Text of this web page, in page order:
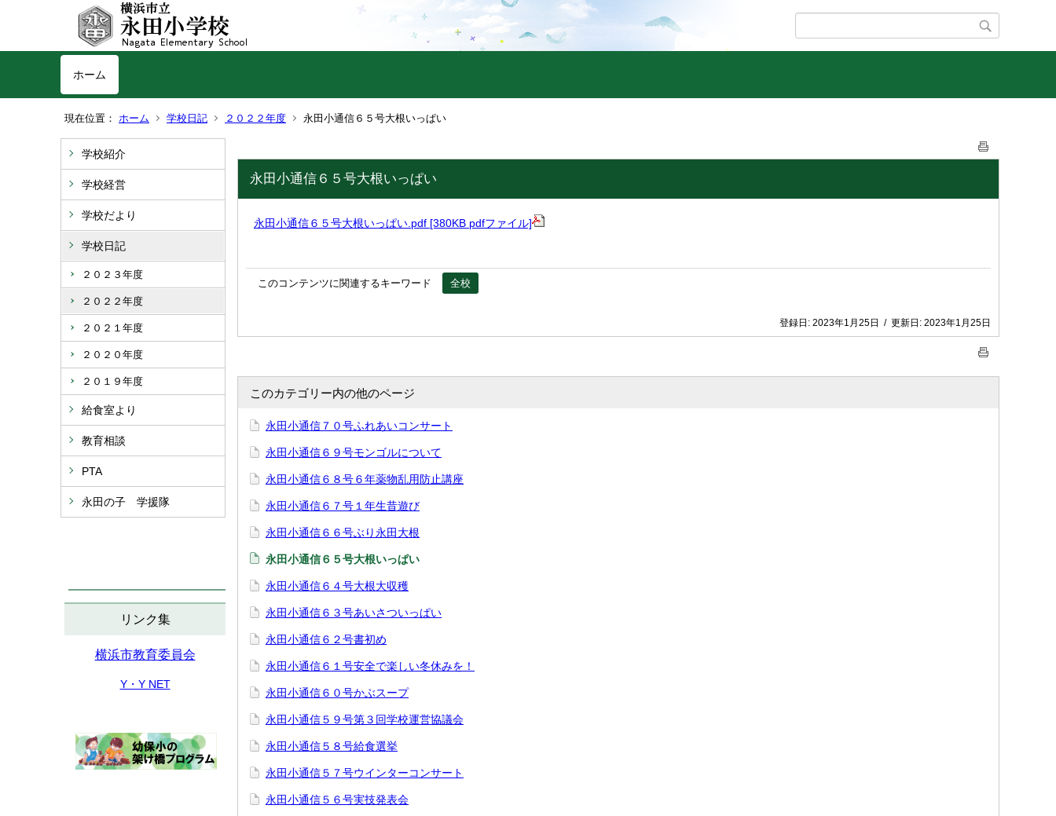
ホーム
現在位置： ホーム 学校日記 ２０２２年度 永田小通信６５号大根いっぱい
学校紹介
学校経営
学校だより
学校日記
２０２３年度
２０２２年度
２０２１年度
２０２０年度
２０１９年度
給食室より
教育相談
PTA
永田の子 学援隊
リンク集
横浜市教育委員会
Y・Y NET
永田小通信６５号大根いっぱい
永田小通信６５号大根いっぱい.pdf [380KB pdfファイル]
このコンテンツに関連するキーワード 全校
登録日: 2023年1月25日 / 更新日: 2023年1月25日
このカテゴリー内の他のページ
永田小通信７０号ふれあいコンサート
永田小通信６９号モンゴルについて
永田小通信６８号６年薬物乱用防止講座
永田小通信６７号１年生昔遊び
永田小通信６６号ぶり永田大根
永田小通信６５号大根いっぱい
永田小通信６４号大根大収穫
永田小通信６３号あいさついっぱい
永田小通信６２号書初め
永田小通信６１号安全で楽しい冬休みを！
永田小通信６０号かぶスープ
永田小通信５９号第３回学校運営協議会
永田小通信５８号給食選挙
永田小通信５７号ウインターコンサート
永田小通信５６号実技発表会